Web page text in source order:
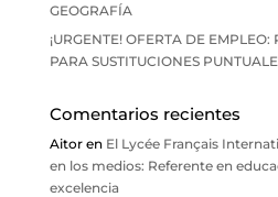
GEOGRAFÍA
¡URGENTE! OFERTA DE
PARA SUSTITUCIONES
Comentarios recientes
Aitoren El Lycée Français
en los medios: Referente en
excelencia